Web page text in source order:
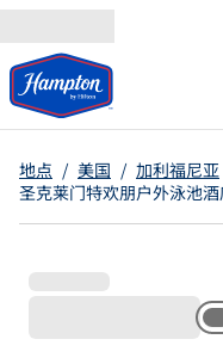
地点 / 美国 / 加利福尼亚
圣克莱门特欢朋户外泳池